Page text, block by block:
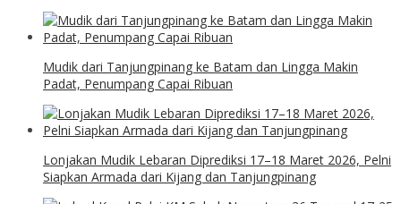
Mudik dari Tanjungpinang ke Batam dan Lingga Makin
Padat, Penumpang Capai Ribuan
Lonjakan Mudik Lebaran Diprediksi 17–18 Maret 2026, Pelni
Siapkan Armada dari Kijang dan Tanjungpinang